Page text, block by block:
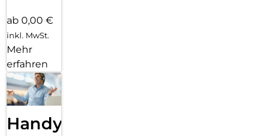
ab 0,00 €
inkl. MwSt.
Mehr
erfahren
Handy